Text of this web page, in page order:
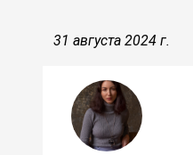
31 августа 2024 г.